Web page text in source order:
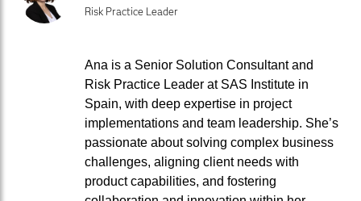
Risk Practice Leader
Ana is a Senior Solution Consultant and
Risk Practice Leader at SAS Institute in
Spain, with deep expertise in project
implementations and team leadership. She’s
passionate about solving complex business
challenges, aligning client needs with
product capabilities, and fostering